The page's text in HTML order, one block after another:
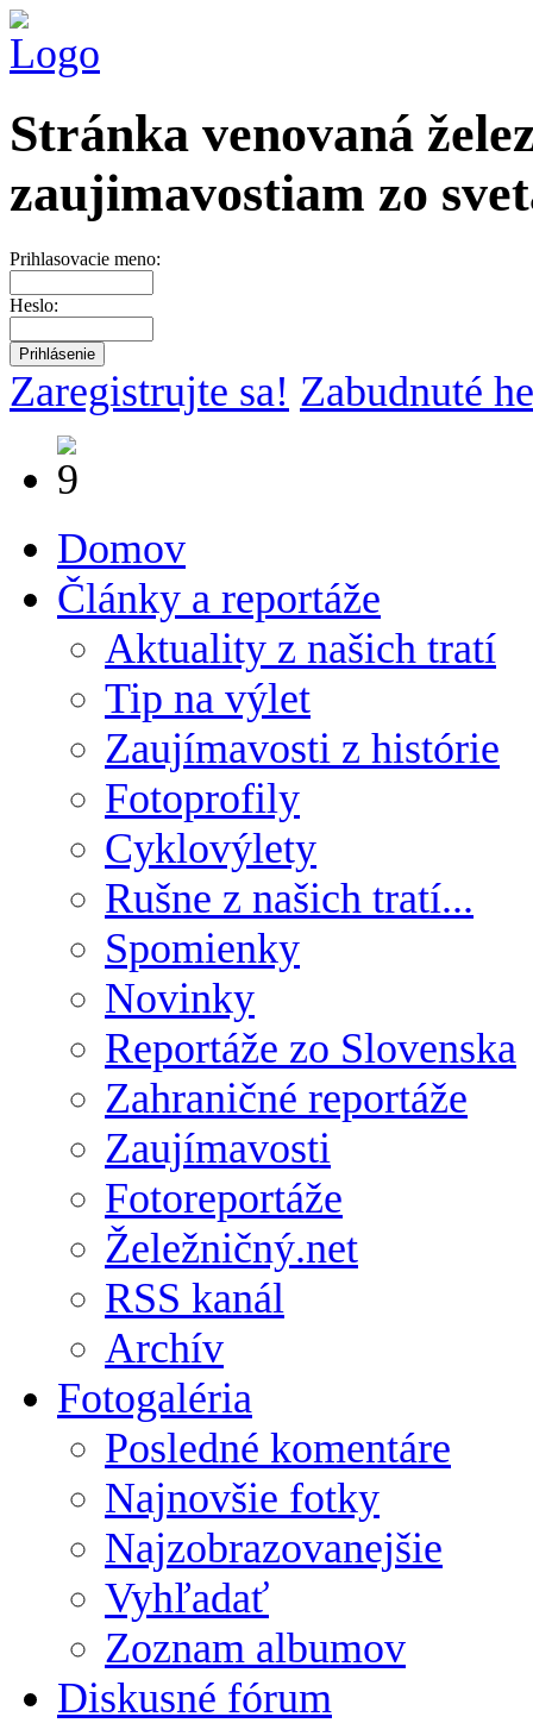
Stránka venovaná
zaujimavostiam zo
Prihlasovacie meno:
Heslo:
Zaregistrujte sa! Zabudnuté
Domov
Články a reportáže
Aktuality z našich tratí
Tip na výlet
Zaujímavosti z histórie
Fotoprofily
Cyklovýlety
Rušne z našich tratí...
Spomienky
Novinky
Reportáže zo Slovenska
Zahraničné reportáže
Zaujímavosti
Fotoreportáže
Želežničný.net
RSS kanál
Archív
Fotogaléria
Posledné komentáre
Najnovšie fotky
Najzobrazovanejšie
Vyhľadať
Zoznam albumov
Diskusné fórum